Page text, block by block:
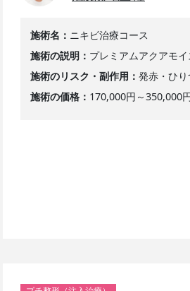
施術名
ニキビ治療コース
施術の説明
プレミアムアクアモ
施術のリスク・副作用
発赤・ひり
施術の価格
170,000円～350,000